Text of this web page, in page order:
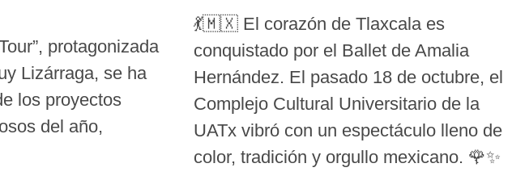
protagonizada
Lizárraga, se ha
los proyectos
del año,
💃🇲🇽 El corazón de Tlaxcala es
conquistado por el Ballet de Amalia
Hernández. El pasado 18 de octubre, el
Complejo Cultural Universitario de la
UATx vibró con un espectáculo lleno de
color, tradición y orgullo mexicano. 🌹✨